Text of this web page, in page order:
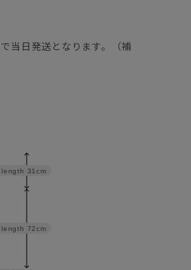
当日発送となります。（補
length 72cm
length 31cm